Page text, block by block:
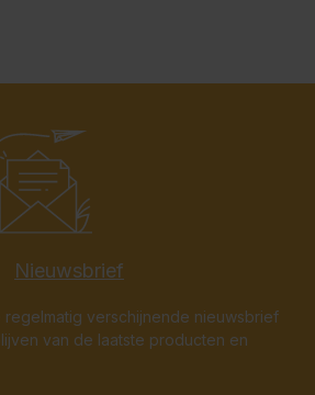
Nieuwsbrief
verschijnende nieuwsbrief
van de laatste producten en